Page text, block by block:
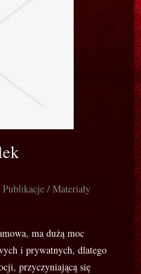
/ Materiały
ma dużą moc
i prywatnych, dlatego
przyczyniającą się